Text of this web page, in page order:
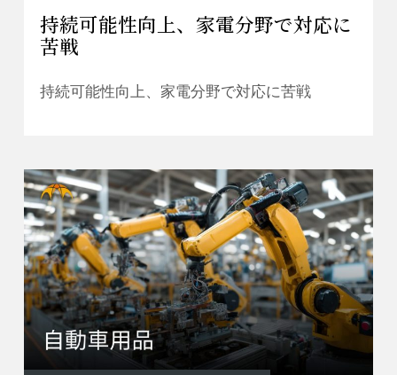
持続可能性向上、家電分野で対応に
苦戦
持続可能性向上、家電分野で対応に苦戦